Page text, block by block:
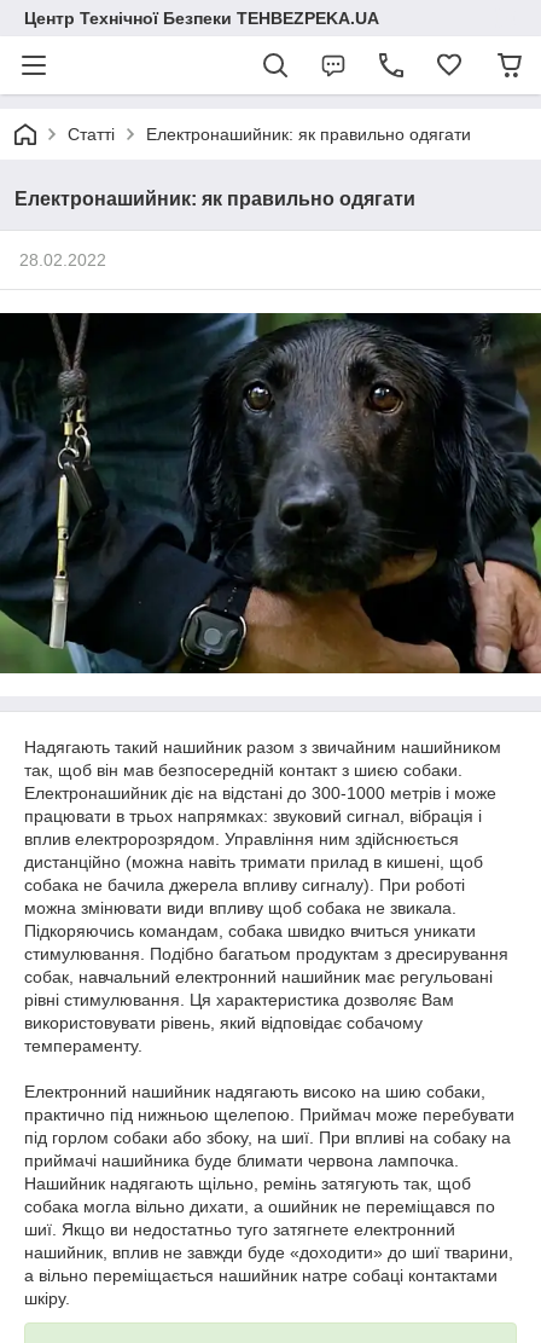
Центр Технічної Безпеки TEHBEZPEKA.UA
Статті Електронашийник: як правильно одягати
Електронашийник: як правильно одягати
28.02.2022
Надягають такий нашийник разом з звичайним нашийником
так, щоб він мав безпосередній контакт з шиєю собаки.
Електронашийник діє на відстані до 300-1000 метрів і може
працювати в трьох напрямках: звуковий сигнал, вібрація і
вплив електророзрядом. Управління ним здійснюється
дистанційно (можна навіть тримати прилад в кишені, щоб
собака не бачила джерела впливу сигналу). При роботі
можна змінювати види впливу щоб собака не звикала.
Підкоряючись командам, собака швидко вчиться уникати
стимулювання. Подібно багатьом продуктам з дресирування
собак, навчальний електронний нашийник має регульовані
рівні стимулювання. Ця характеристика дозволяє Вам
використовувати рівень, який відповідає собачому
темпераменту.
Електронний нашийник надягають високо на шию собаки,
практично під нижньою щелепою. Приймач може перебувати
під горлом собаки або збоку, на шиї. При впливі на собаку на
приймачі нашийника буде блимати червона лампочка.
Нашийник надягають щільно, ремінь затягують так, щоб
собака могла вільно дихати, а ошийник не переміщався по
шиї. Якщо ви недостатньо туго затягнете електронний
нашийник, вплив не завжди буде «доходити» до шиї тварини,
а вільно переміщається нашийник натре собаці контактами
шкіру.